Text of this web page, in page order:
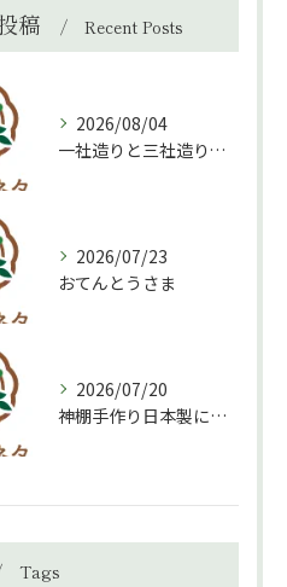
稿 Recent Posts
2026/08/04
一社造りと三社造り、どちらを選ぶべき？
2026/07/23
おてんとうさま
2026/07/20
神棚手作り日本製について
Tags